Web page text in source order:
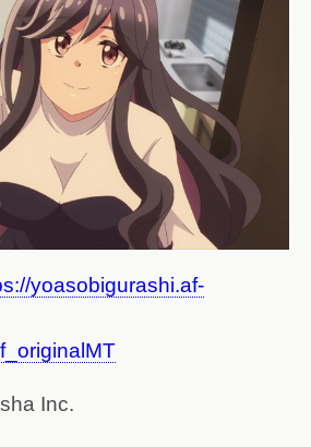
yoasobigurashi.af-
Inc.